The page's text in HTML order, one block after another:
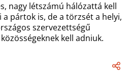
nagy létszámú hálózattá kell
pártok is, de a törzsét a helyi,
szervezettségű
kell adniuk.